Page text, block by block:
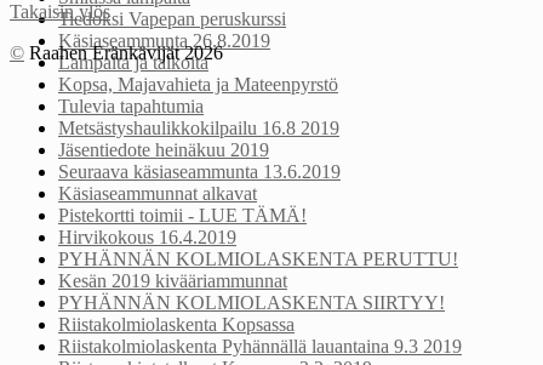
Tiedoksi Vapepan peruskurssi
Käsiaseammunta 26.8.2019
Lampaita ja talkoita
Kopsa, Majavahieta ja Mateenpyrstö
Tulevia tapahtumia
Metsästyshaulikkokilpailu 16.8 2019
Jäsentiedote heinäkuu 2019
Seuraava käsiaseammunta 13.6.2019
Käsiaseammunnat alkavat
Pistekortti toimii - LUE TÄMÄ!
Hirvikokous 16.4.2019
PYHÄNNÄN KOLMIOLASKENTA PERUTTU!
Kesän 2019 kivääriammunnat
PYHÄNNÄN KOLMIOLASKENTA SIIRTYY!
Riistakolmiolaskenta Kopsassa
Riistakolmiolaskenta Pyhännällä lauantaina 9.3 2019
Takaisin ylös
© Raahen Eränkävijät 2026